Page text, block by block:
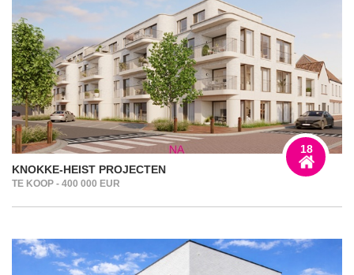
KNOKKE-HEIST PROJECTEN
TE KOOP - 400 000 EUR
18